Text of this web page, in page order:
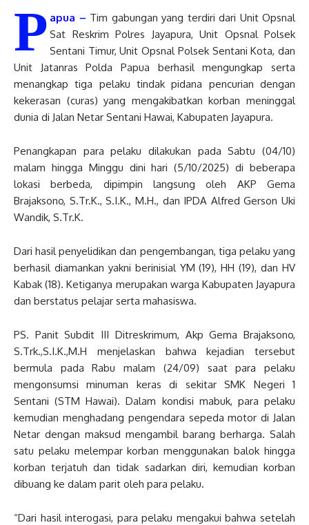
P apua – Tim gabungan yang terdiri dari Unit Opsnal
Sat Reskrim Polres Jayapura, Unit Opsnal Polsek
Sentani Timur, Unit Opsnal Polsek Sentani Kota, dan
Unit Jatanras Polda Papua berhasil mengungkap serta
menangkap tiga pelaku tindak pidana pencurian dengan
kekerasan (curas) yang mengakibatkan korban meninggal
dunia di Jalan Netar Sentani Hawai, Kabupaten Jayapura.
Penangkapan para pelaku dilakukan pada Sabtu (04/10)
malam hingga Minggu dini hari (5/10/2025) di beberapa
lokasi berbeda, dipimpin langsung oleh AKP Gema
Brajaksono, S.Tr.K., S.I.K., M.H., dan IPDA Alfred Gerson Uki
Wandik, S.Tr.K.
Dari hasil penyelidikan dan pengembangan, tiga pelaku yang
berhasil diamankan yakni berinisial YM (19), HH (19), dan HV
Kabak (18). Ketiganya merupakan warga Kabupaten Jayapura
dan berstatus pelajar serta mahasiswa.
PS. Panit Subdit III Ditreskrimum, Akp Gema Brajaksono,
S.Trk.,S.I.K.,M.H menjelaskan bahwa kejadian tersebut
bermula pada Rabu malam (24/09) saat para pelaku
mengonsumsi minuman keras di sekitar SMK Negeri 1
Sentani (STM Hawai). Dalam kondisi mabuk, para pelaku
kemudian menghadang pengendara sepeda motor di Jalan
Netar dengan maksud mengambil barang berharga. Salah
satu pelaku melempar korban menggunakan balok hingga
korban terjatuh dan tidak sadarkan diri, kemudian korban
dibuang ke dalam parit oleh para pelaku.
“Dari hasil interogasi, para pelaku mengakui bahwa setelah